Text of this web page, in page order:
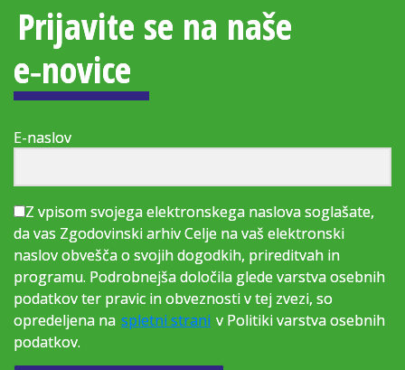
Prijavite se na naše
e‑novice
E-naslov
Z vpisom svojega elektronskega naslova soglašate,
da vas Zgodovinski arhiv Celje na vaš elektronski
naslov obvešča o svojih dogodkih, prireditvah in
programu. Podrobnejša določila glede varstva osebnih
podatkov ter pravic in obveznosti v tej zvezi, so
opredeljena na spletni strani v Politiki varstva osebnih
podatkov.